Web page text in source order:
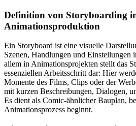
Definition von Storyboarding
Animationsproduktion
Ein Storyboard ist eine visuelle
Szenen, Handlungen und
allem in Animationsprojekten stellt das
essenziellen Arbeitsschritt dar: Hier
Momente des Films, Clips oder der
mit kurzen Beschreibungen, Dialogen,
Es dient als Comic-ähnlicher Bauplan,
Animationsprozess beginnt.